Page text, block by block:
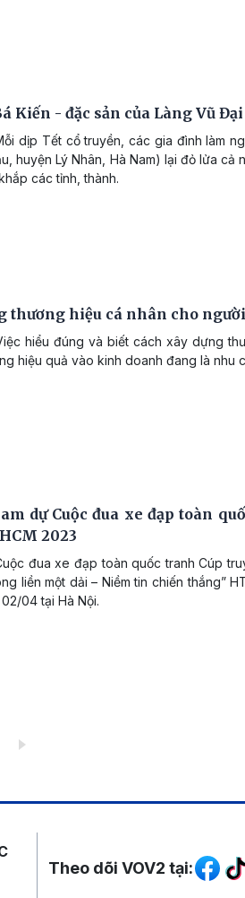
Kiến - đặc sản của Làng Vũ
dịp Tết cổ truyền, các gia đình làm
huyện Lý Nhân, Hà Nam) lại đỏ lửa cả
các tỉnh, thành.
thương hiệu cá nhân cho
hiểu đúng và biết cách xây dựng
hiệu quả vào kinh doanh đang là nhu
dự Cuộc đua xe đạp toàn
2023
đua xe đạp toàn quốc tranh Cúp
liền một dải – Niềm tin chiến thắng”
04 tại Hà Nội.
thời
Mạng xã hội
Theo dõi VOV2 tại: